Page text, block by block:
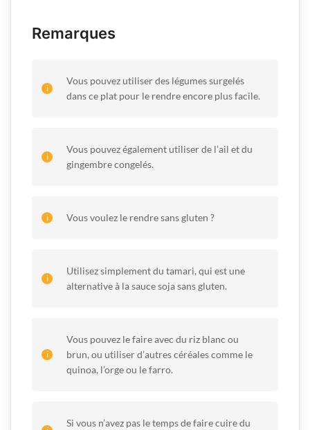
Remarques
Vous pouvez utiliser des légumes surgelés
dans ce plat pour le rendre encore plus facile.
Vous pouvez également utiliser de l’ail et du
gingembre congelés.
Vous voulez le rendre sans gluten ?
Utilisez simplement du tamari, qui est une
alternative à la sauce soja sans gluten.
Vous pouvez le faire avec du riz blanc ou
brun, ou utiliser d’autres céréales comme le
quinoa, l’orge ou le farro.
Si vous n’avez pas le temps de faire cuire du